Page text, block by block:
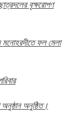
বৃক্ষরোপণ
মনোহরদীতে ফল মেলা
অনুষ্ঠান অনুষ্ঠিত।